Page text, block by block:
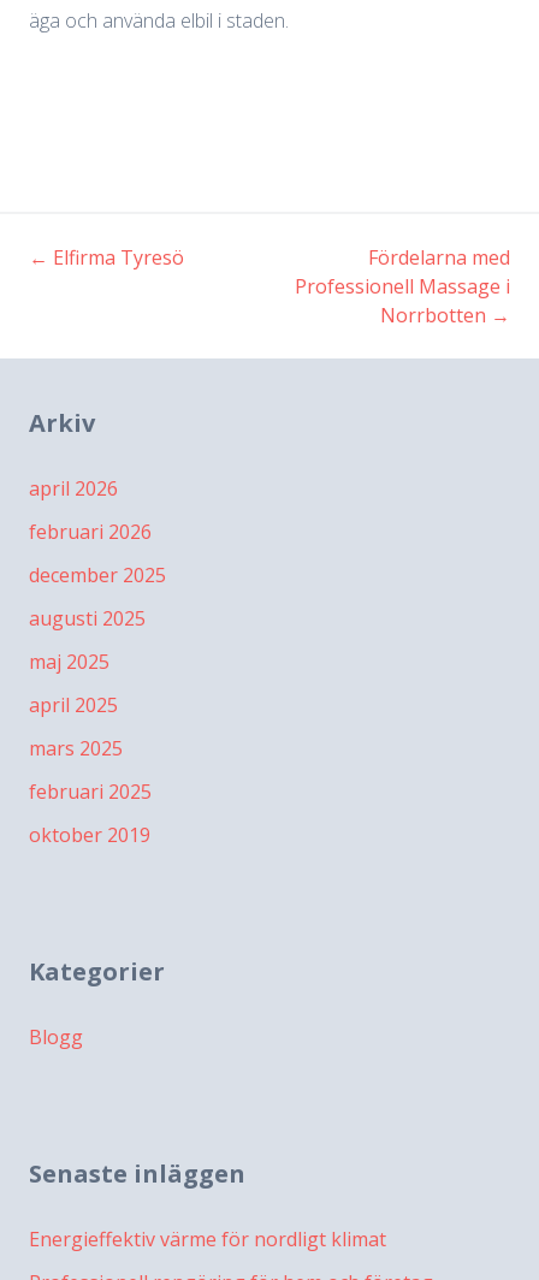
äga och använda elbil i staden.
Inläggsnavigering
← Elfirma Tyresö
Fördelarna med
Professionell Massage i
Norrbotten →
Arkiv
april 2026
februari 2026
december 2025
augusti 2025
maj 2025
april 2025
mars 2025
februari 2025
oktober 2019
Kategorier
Blogg
Senaste inläggen
Energieffektiv värme för nordligt klimat